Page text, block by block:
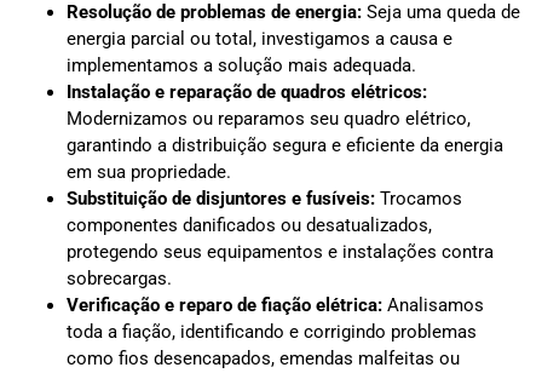
Resolução de problemas de energia: Seja uma queda de
energia parcial ou total, investigamos a causa e
implementamos a solução mais adequada.
Instalação e reparação de quadros elétricos:
Modernizamos ou reparamos seu quadro elétrico,
garantindo a distribuição segura e eficiente da energia
em sua propriedade.
Substituição de disjuntores e fusíveis: Trocamos
componentes danificados ou desatualizados,
protegendo seus equipamentos e instalações contra
sobrecargas.
Verificação e reparo de fiação elétrica: Analisamos
toda a fiação, identificando e corrigindo problemas
como fios desencapados, emendas malfeitas ou